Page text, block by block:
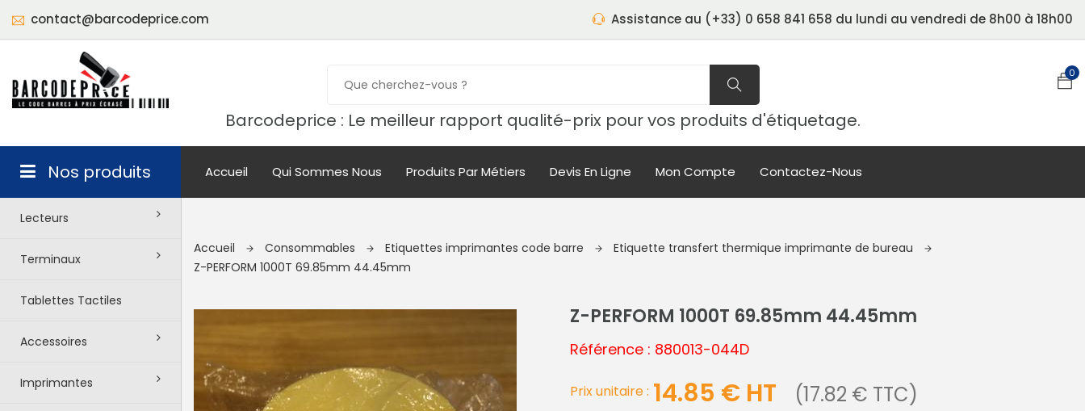
contact@barcodeprice.com Assistance au (+33) 0 658 841 658 du lundi au vendredi de 8h00 à 18h00
Barcodeprice : Le meilleur rapport qualité-prix pour vos produits d'étiquetage.
0
Nos produits
Lecteurs
Terminaux
Tablettes Tactiles
Accessoires
Imprimantes
Accueil Qui Sommes Nous Produits Par Métiers Devis En Ligne Mon Compte Contactez-Nous
Accueil Consommables Etiquettes imprimantes code barre
Etiquette transfert thermique imprimante de bureau
Z-PERFORM 1000T 69.85mm 44.45mm
Z-PERFORM 1000T 69.85mm 44.45mm
Référence : 880013-044D
Prix unitaire : 14.85 € HT (17.82 € TTC)